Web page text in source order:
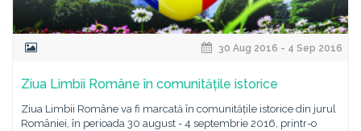
30 Aug 2016 - 4 Sep 2016
Ziua Limbii Române în comunitățile istorice
Ziua Limbii Române va fi marcată în comunitățile istorice din jurul
României, în perioada 30 august - 4 septembrie 2016, printr-o